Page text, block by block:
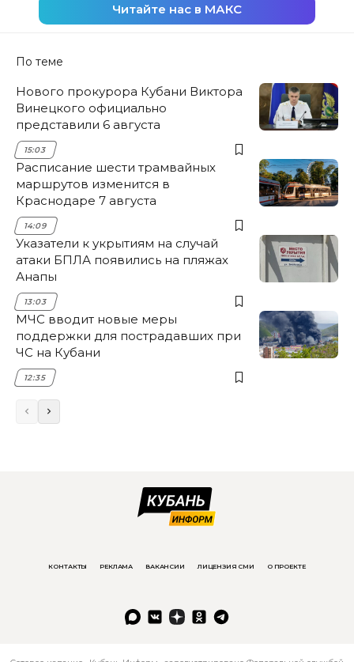
Читайте нас в МАКС
По теме
Нового прокурора Кубани Виктора
Винецкого официально
представили 6 августа
15:03
Расписание шести трамвайных
маршрутов изменится в
Краснодаре 7 августа
14:09
Указатели к укрытиям на случай
атаки БПЛА появились на пляжах
Анапы
13:03
МЧС вводит новые меры
поддержки для пострадавших при
ЧС на Кубани
12:35
КОНТАКТЫ РЕКЛАМА ВАКАНСИИ ЛИЦЕНЗИЯ СМИ О ПРОЕКТЕ